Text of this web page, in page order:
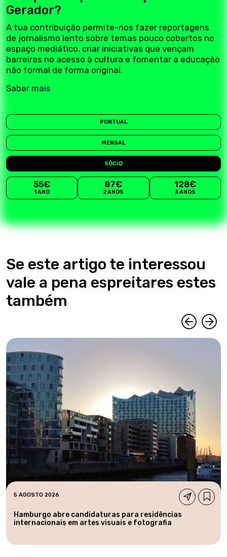
Gerador?
A tua contribuição permite-nos fazer reportagens
de jornalismo lento sobre temas pouco cobertos no
espaço mediático, criar iniciativas que vençam
barreiras no acesso à cultura e fomentar a educação
não formal de forma original.
Saber mais
PONTUAL
MENSAL
SÓCIO
55€
1 ANO
87€
2 ANOS
128€
3 ANOS
Se este artigo te interessou
vale a pena espreitares estes
também
5 AGOSTO 2026
Hamburgo abre candidaturas para residências
internacionais em artes visuais e fotografia